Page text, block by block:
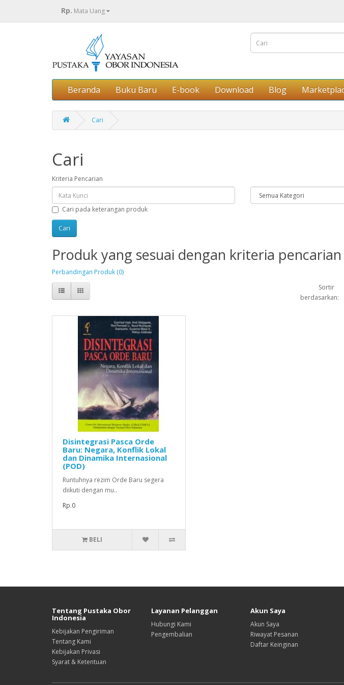
Rp. Mata Uang
Beranda Buku Baru E-book Download Blog
Cari
Cari
Kriteria Pencarian
Cari pada keterangan produk
Produk yang sesuai dengan kriteria pencarian
Perbandingan Produk (0)
Sortir
berdasarkan:
Disintegrasi Pasca Orde
Baru: Negara, Konflik Lokal
dan Dinamika Internasional
(POD)
Runtuhnya rezim Orde Baru segera
diikuti dengan mu..
Rp.0
BELI
Tentang Pustaka Obor
Indonesia
Kebijakan Pengiriman
Tentang Kami
Kebijakan Privasi
Syarat & Ketentuan
Layanan Pelanggan
Hubungi Kami
Pengembalian
Akun Saya
Akun Saya
Riwayat Pesanan
Daftar Keinginan